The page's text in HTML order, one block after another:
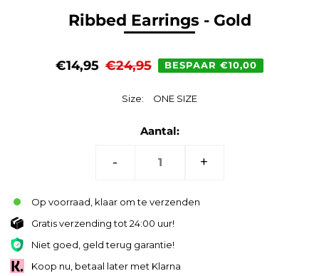
Ribbed Earrings - Gold
€14,95 €24,95 BESPAAR €10,00
Size: ONE SIZE
Aantal:
- +
Op voorraad, klaar om te verzenden
Gratis verzending tot 24:00 uur!
Niet goed, geld terug garantie!
Koop nu, betaal later met Klarna